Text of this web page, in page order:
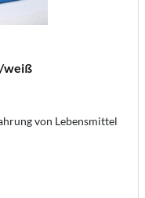
weiß
von Lebensmittel